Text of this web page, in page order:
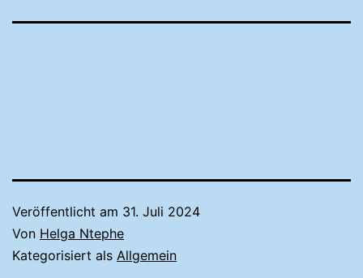
Veröffentlicht am 31. Juli 2024
Von Helga Ntephe
Kategorisiert als Allgemein